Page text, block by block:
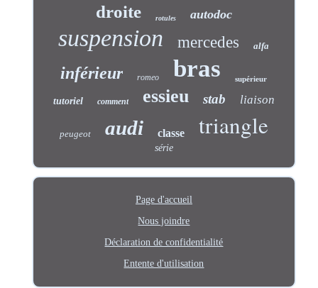
droite rotules autodoc
suspension mercedes alfa
inférieur romeo bras supérieur
tutoriel comment essieu stab liaison
peugeot audi classe triangle
série
Page d'accueil
Nous joindre
Déclaration de confidentialité
Entente d'utilisation